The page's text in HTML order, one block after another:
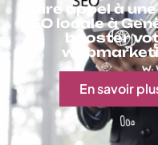
Faire appel à
SEO locale à
booster
En savoir